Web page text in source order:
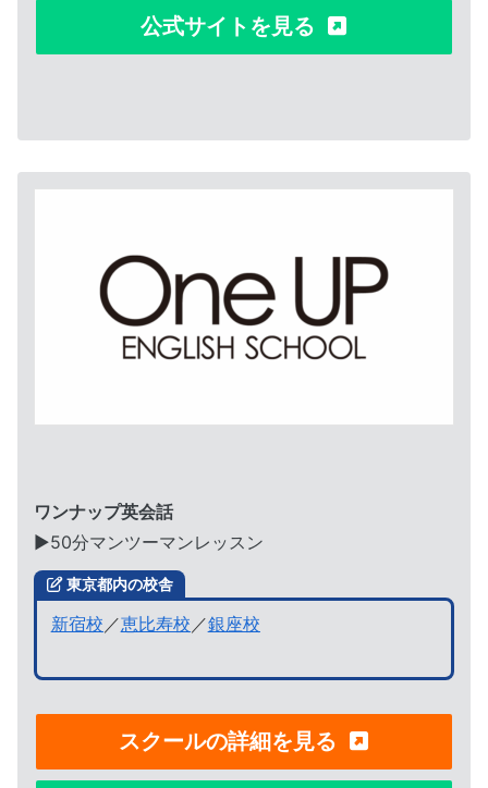
公式サイトを見る
ワンナップ英会話
▶︎50分マンツーマンレッスン
東京都内の校舎
新宿校 ／恵比寿校 ／銀座校
スクールの詳細を見る